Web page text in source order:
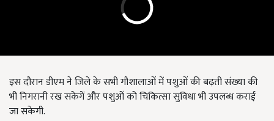
इस दौरान डीएम ने जिले के सभी गौशालाओं में पशुओं की बढ़ती संख्या की
भी निगरानी रख सकेगें और पशुओं को चिकित्सा सुविधा भी उपलब्ध कराई
जा सकेगी.